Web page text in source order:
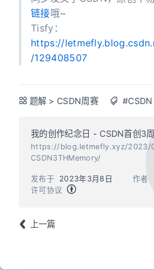
链接哦~
Tisfy：
https://
/129408507
题解 > CSDN周赛 #CSDN
我的创作纪念日 - CSDN首创3
https://blog.letmefly.xyz/2023/
CSDN3THMemory/
作者
发布于
2023年3月8日
许可协议
上一篇